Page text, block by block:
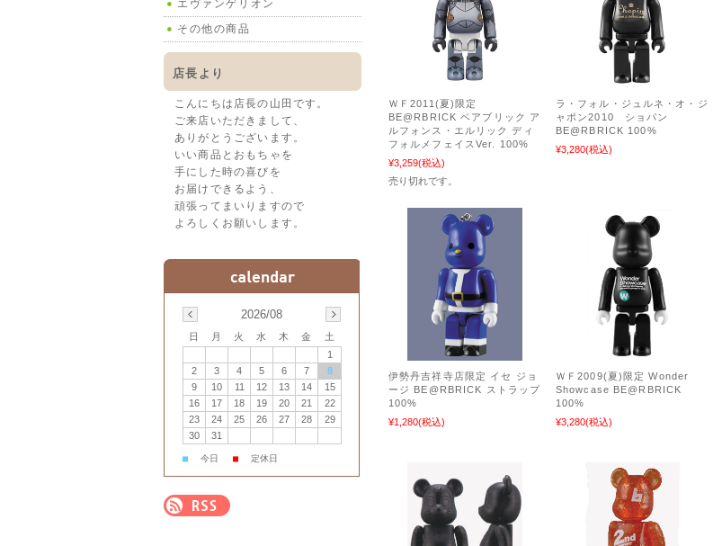
ＷＦ2011(夏)限定
BE@RBRICK ベアブリック ア
ルフォンス・エルリック ディ
フォルメフェイスVer. 100%
¥3,259(税込)
売り切れです。
ラ・フォル・ジュルネ・オ・ジ
ャポン2010 ショパン
BE@RBRICK 100%
¥3,280(税込)
伊勢丹吉祥寺店限定 イセ ジョ
ージ BE@RBRICK ストラップ
100%
¥1,280(税込)
ＷＦ2009(夏)限定 Wonder
Showcase BE@RBRICK
100%
¥3,280(税込)
エヴァンゲリオン
その他の商品
店長より
こんにちは店長の山田です。
ご来店いただきまして、
ありがとうございます。
いい商品とおもちゃを
手にした時の喜びを
お届けできるよう、
頑張ってまいりますので
よろしくお願いします。
2026/08
日 月 火 水 木 金
土
1
2
3 4 5 6 7
8
9
10 11 12 13 14
15
16
17 18 19 20 21
22
23
24 25 26 27 28
29
30
31
■ 今日 ■ 定休日